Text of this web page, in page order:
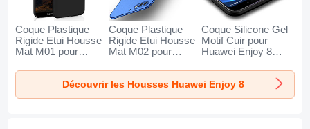
Coque Plastique
Rigide Etui Housse
Mat M01 pour
Noir
Coque Plastique
Rigide Etui Housse
Mat M02 pour
Bleu
Coque Silicone Gel
Motif Cuir pour
Huawei Enjoy 8
Découvrir les Housses Huawei Enjoy 8